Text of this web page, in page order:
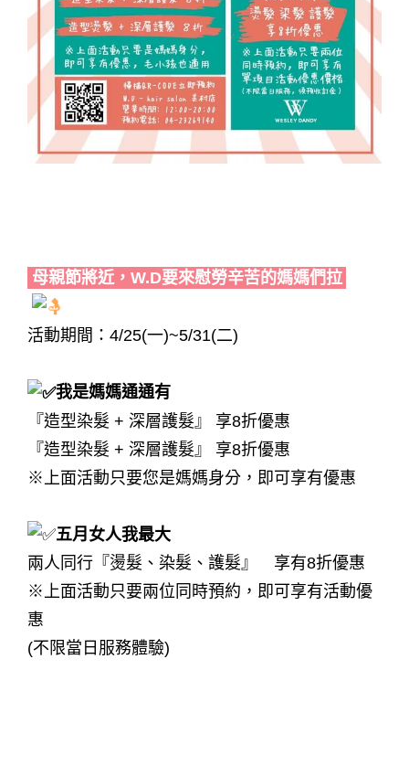
母親節將近，W.D要來慰勞辛苦的媽媽們拉
活動期間：4/25(一)~5/31(二)
我是媽媽通通有
『造型染髮 + 深層護髮』 享8折優惠
『造型染髮 + 深層護髮』 享8折優惠
※上面活動只要您是媽媽身分，即可享有優惠
五月女人我最大
兩人同行『燙髮、染髮、護髮』 享有8折優惠
※上面活動只要兩位同時預約，即可享有活動優
惠
(不限當日服務體驗)